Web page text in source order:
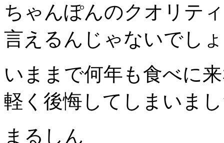
ちゃんぽんのクオリテ
言えるんじゃないでし
いままで何年も食べに
軽く後悔してしまいま
まるしん